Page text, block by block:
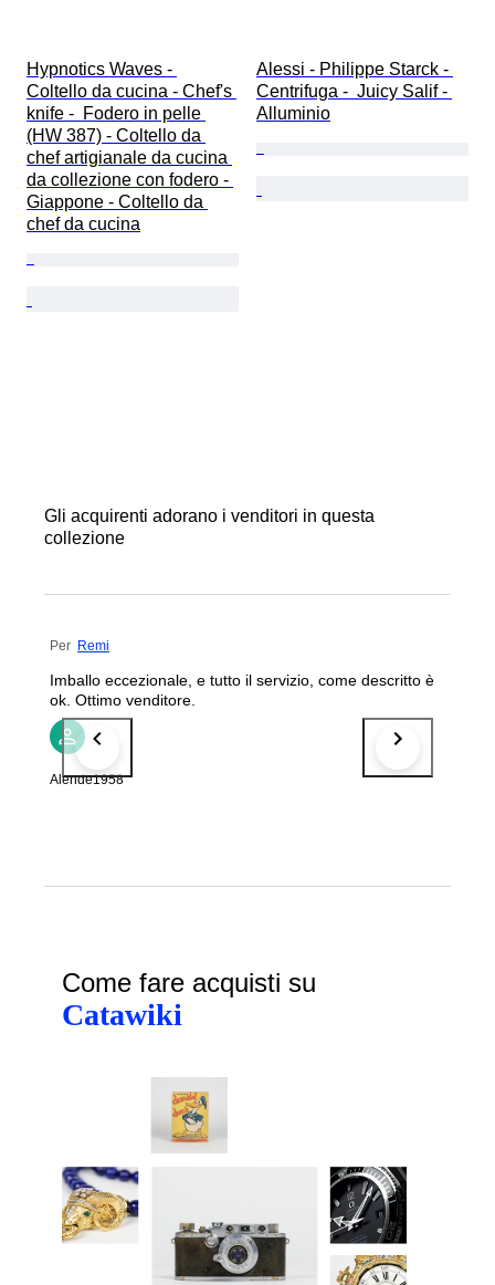
Hypnotics Waves -
Coltello da cucina - Chef's
knife -  Fodero in pelle
(HW 387) - Coltello da
chef artigianale da cucina
da collezione con fodero -
Giappone - Coltello da
chef da cucina
Alessi - Philippe Starck -
Centrifuga -  Juicy Salif -
Alluminio
Gli acquirenti adorano i venditori in questa
collezione
Per Remi
Imballo eccezionale, e tutto il servizio, come descritto è
ok. Ottimo venditore.
Alende1958
Come fare acquisti su
Catawiki